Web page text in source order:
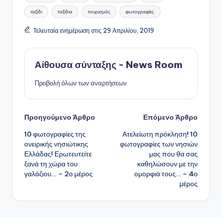
ταξίδι ταξίδια τουρισμός φωτογραφίες
Τελευταία ενημέρωση στις 29 Απριλίου, 2019
Αίθουσα σύνταξης - News Room
Προβολή όλων των αναρτήσεων
Πλοήγηση
δημοσιεύσεων
Προηγούμενο Άρθρο
10 φωτογραφίες της
ονειρικής νησιώτικης
Ελλάδας! Ερωτευτείτε
ξανά τη χώρα του
γαλάζιου… – 2ο μέρος
Επόμενο Άρθρο
Ατελείωτη πρόκληση! 10
φωτογραφίες των νησιών
μας που θα σας
καθηλώσουν με την
ομορφιά τους… – 4ο
μέρος